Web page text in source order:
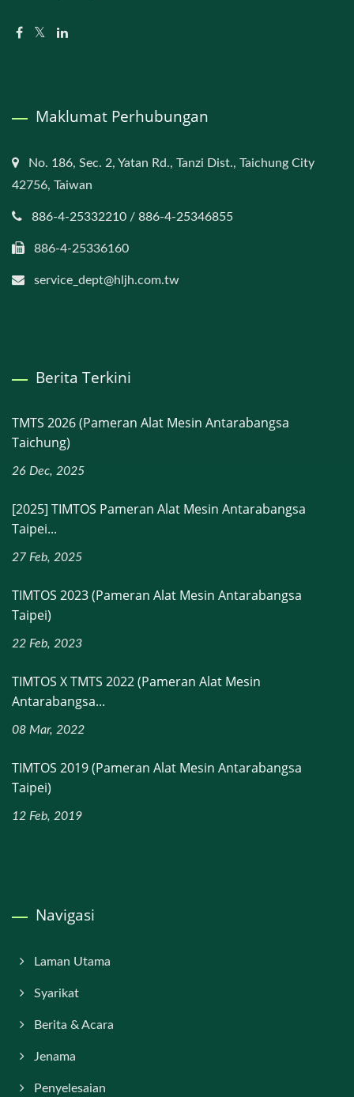
Maklumat Perhubungan
No. 186, Sec. 2, Yatan Rd., Tanzi Dist., Taichung City
42756, Taiwan
886-4-25332210 / 886-4-25346855
886-4-25336160
service_dept@hljh.com.tw
Berita Terkini
TMTS 2026 (Pameran Alat Mesin Antarabangsa
Taichung)
26 Dec, 2025
[2025] TIMTOS Pameran Alat Mesin Antarabangsa
Taipei...
27 Feb, 2025
TIMTOS 2023 (Pameran Alat Mesin Antarabangsa
Taipei)
22 Feb, 2023
TIMTOS X TMTS 2022 (Pameran Alat Mesin
Antarabangsa...
08 Mar, 2022
TIMTOS 2019 (Pameran Alat Mesin Antarabangsa
Taipei)
12 Feb, 2019
Navigasi
Laman Utama
Syarikat
Berita & Acara
Jenama
Penyelesaian